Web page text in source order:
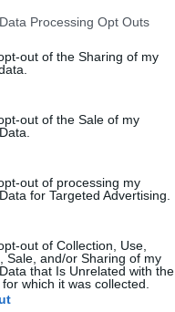
Processing Opt Outs
out of the Sharing of my
out of the Sale of my
out of processing my
for Targeted Advertising.
out of Collection, Use,
Sale, and/or Sharing of my
that Is Unrelated with the
which it was collected.